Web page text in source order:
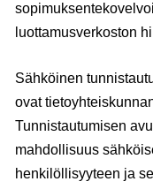
luottamusverkoston
Sähköinen
ovat
Tunnistautumisen
mahdollisuus
henkilöllisyyteen ja